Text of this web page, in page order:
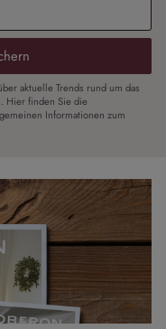
aktuelle Trends rund um das
Hier finden Sie die
Informationen zum